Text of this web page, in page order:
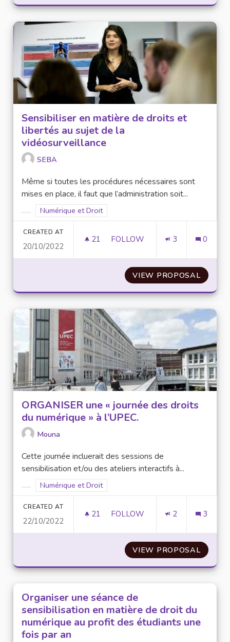
Sensibiliser en matière de droits et
libertés au sujet de la
vidéosurveillance
SEBA
Même si toutes les procédures nécessaires sont
mises en place, il faut que l’administration soit...
Filter results for category:
Filter results for scope: Numérique et Droit
Numérique et Droit
CREATED AT
20/10/2022
21 21 FOLLOWERS
FOLLOW 3 0
VIEW PROPOSAL
ORGANISER une « journée des droits
du numérique » à l’UPEC.
Mouna
Cette journée incluerait des sessions de
sensibilisation et/ou des ateliers interactifs à...
Filter results for category:
Filter results for scope: Numérique et Droit
Numérique et Droit
CREATED AT
22/10/2022
21 21 FOLLOWERS
FOLLOW 2 3
VIEW PROPOSAL
Organiser une séance de
sensibilisation en matière de droit du
numérique au profit des étudiants une
fois par an